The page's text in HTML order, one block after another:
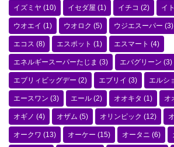
イズミヤ (10) イセダ屋 (1) イチコ (2) イ
ウオエイ (1) ウオロク (5) ウジエスーパー (3)
エコス (8) エスポット (1) エスマート (4)
エネルギースーパーたじま (3) エバグリーン (3)
エブリィビッグデー (2) エブリイ (3) エルシ
エースワン (3) エール (2) オオキタ (1) オ
オギノ (4) オザム (5) オリンピック (12)
オークワ (13) オーケー (15) オータニ (6)